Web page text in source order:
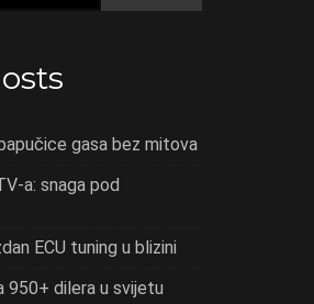
gasa bez mitova
a: snaga pod
ECU tuning u blizini
950+ dilera u svijetu